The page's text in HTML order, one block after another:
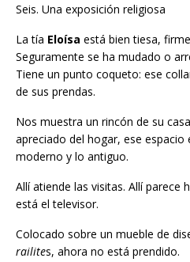
Seis. Una exposición religiosa
La tía Eloísa está bien tiesa,
Seguramente se ha mudado o
Tiene un punto coqueto: ese
de sus prendas.
Nos muestra un rincón de su
apreciado del hogar, ese espacio
moderno y lo antiguo.
Allí atiende las visitas. Allí parece
está el televisor.
Colocado sobre un mueble de
railites, ahora no está prendido.